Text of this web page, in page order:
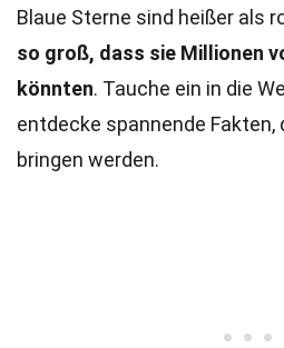
Blaue Sterne sind heißer als
so groß, dass sie Millionen
könnten. Tauche ein in die
entdecke spannende Fakten,
bringen werden.